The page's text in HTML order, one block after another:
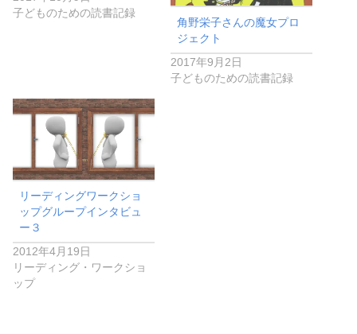
子どものための読書記録
角野栄子さんの魔女プロ
ジェクト
2017年9月2日
子どものための読書記録
リーディングワークショ
ップグループインタビュ
ー３
2012年4月19日
リーディング・ワークショ
ップ